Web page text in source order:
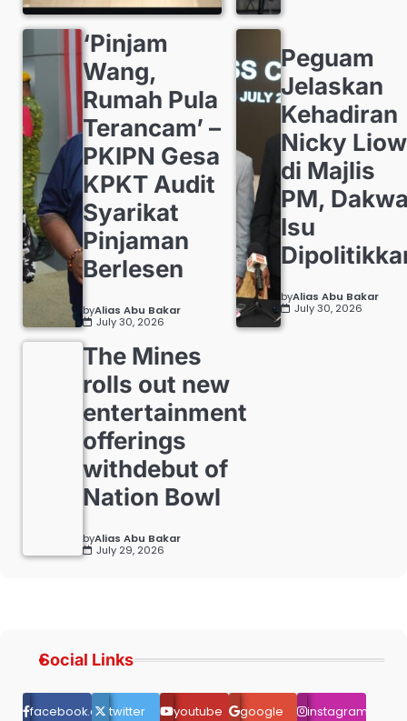
‘Pinjam
Wang,
Rumah Pula
Terancam’ –
PKIPN Gesa
KPKT Audit
Syarikat
Pinjaman
Berlesen
byAlias Abu Bakar
July 30, 2026
Peguam
Jelaskan
Kehadiran
Nicky Liow
di Majlis
PM,
Isu
byAlias Abu Bakar
July 30, 2026
The Mines
rolls out new
entertainment
offerings
withdebut of
Nation Bowl
byAlias Abu Bakar
July 29, 2026
Social Links
facebook.comtwitter youtube google instagram